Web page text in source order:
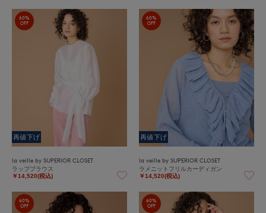
60%
OFF
再値下げ
la veille by SUPERIOR CLOSET
ラップブラウス
￥14,520(税込)
60%
OFF
再値下げ
la veille by SUPERIOR CLOSET
ラメニットフリルカーディガン
￥14,520(税込)
60%
OFF
60%
OFF